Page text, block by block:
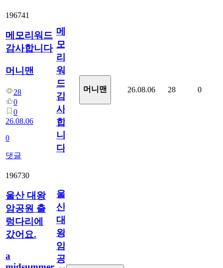
196741
메모리워드
감사합니다
머니맨
28
0
0
26.08.06
0
댓글
메
모
리
워
드
감
사
합
니
다
머니맨 26.08.06 28 0
196730
울산 대왕
암공원 출
렁다리에
갔어요.
a
울
산
대
왕
암
공